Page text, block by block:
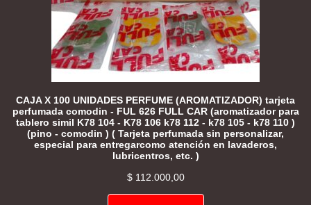
CAJA X 100 UNIDADES PERFUME (AROMATIZADOR) tarjeta
perfumada comodin - FUL 626 FULL CAR (aromatizador para
tablero simil K78 104 - K78 106 k78 112 - k78 105 - k78 110 )
(pino - comodin ) ( Tarjeta perfumada sin personalizar,
especial para entregarcomo atención en lavaderos,
lubricentros, etc. )
$112.000,00